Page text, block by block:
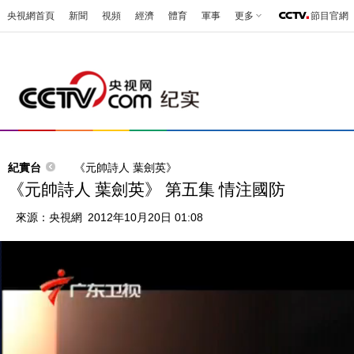
央視網首頁 新聞 視頻 經濟 體育 軍事 更多 節目官網
紀實台 《元帥詩人 葉劍英》
《元帥詩人 葉劍英》 第五集 情注國防
來源： 央視網 2012年10月20日 01:08